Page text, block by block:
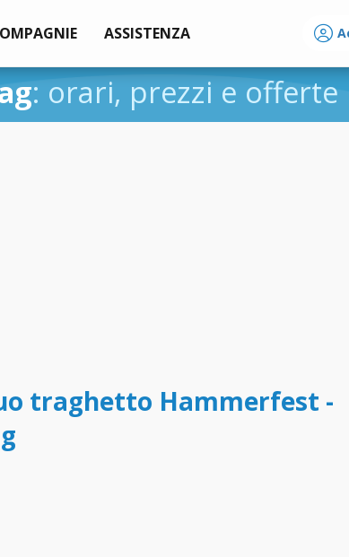
ASSISTENZA
: orari, prezzi e offerte
traghetto Hammerfest -